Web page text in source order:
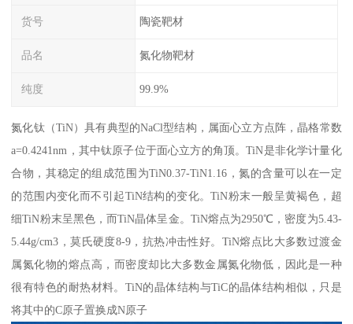
货号 陶瓷靶材
品名 氮化物靶材
纯度 99.9%
氮化钛（TiN）具有典型的NaCl型结构，属面心立方点阵，晶格常数
a=0.4241nm，其中钛原子位于面心立方的角顶。TiN是非化学计量化
合物，其稳定的组成范围为TiN0.37-TiN1.16，氮的含量可以在一定
的范围内变化而不引起TiN结构的变化。TiN粉末一般呈黄褐色，超
细TiN粉末呈黑色，而TiN晶体呈金。TiN熔点为2950℃，密度为5.43-
5.44g/cm3，莫氏硬度8-9，抗热冲击性好。TiN熔点比大多数过渡金
属氮化物的熔点高，而密度却比大多数金属氮化物低，因此是一种
很有特色的耐热材料。TiN的晶体结构与TiC的晶体结构相似，只是
将其中的C原子置换成N原子